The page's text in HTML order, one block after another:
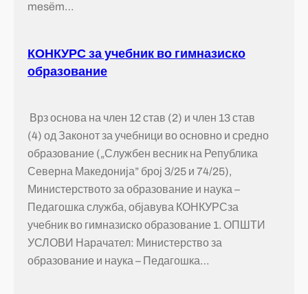
mesëm…
КОНКУРС за учебник во гимназиско
образование
Врз основа на член 12 став (2) и член 13 став
(4) од Законот за учебници во основно и средно
образование („Службен весник на Република
Северна Македонија” број 3/25 и 74/25),
Министерството за образование и наука –
Педагошка служба, објавува КОНКУРСза
учебник во гимназиско образование 1. ОПШТИ
УСЛОВИ Нарачател: Министерство за
образование и наука – Педагошка…